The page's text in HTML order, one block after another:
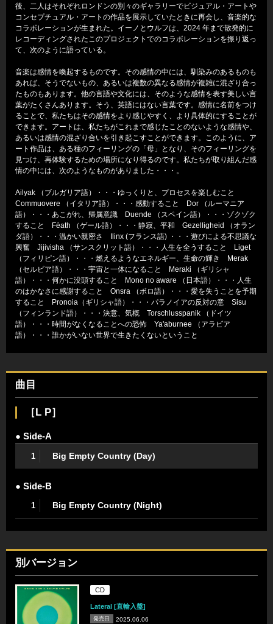
後、二人はそれぞれロンドンの別々のギャラリーでビジュアル・アートや
コンセプチュアル・アートの作品を展示していたときに再会し、音楽的な
コラボレーションが生まれた。イーノとウルフは、2024 年まで散発的に
レコーディングされたこのプロジェクトでのコラボレーションを振り返っ
て、次のように語っている。
音楽は感情を喚起するものです。その感情の中には、馴染みのあるものも
あれば、そうでないもの、あるいは複数の異なる感情が複雑に混ざり合っ
たものもあります。他の言語や文化には、そのような感情を表す美しい言
葉がたくさんあります。そう、英語にはない言葉です。感情に名前をつけ
ることで、私たちはその感情をより感じやすく、より具体的にすることが
できます。アートは、私たちがこれまで感じたことのないような感情や、
あるいは感情の混ざり合いを引き起こすことができます。このように、ア
ート作品は、ある種のフィーリングの「母」となり、そのフィーリングを
見つけ、再体験するための場所になり得るのです。私たちが取り組んだ感
情の中には、次のようなものがありました・・・。
Ailyak （ブルガリア語）・・・ゆっくりと、プロセスを楽しむこと
Commuovere （イタリア語）・・・感動すること Dor （ルーマニア
語）・・・あこがれ、帰属意識 Duende （スペイン語）・・・ゾクゾク
すること Fèath （ゲール語）・・・静寂、平和 Gezelligheid （オラン
ダ語）・・・温かい親密さ Ilinx (フランス語) ・・・遊びによる不思議な
興奮 Jijivisha （サンスクリット語）・・・人生を全うすること Liget
（フィリピン語）・・・燃えるようなエネルギー、生命の輝き Merak
（セルビア語）・・・宇宙と一体になること Meraki （ギリシャ
語）・・・何かに没頭すること Mono no aware （日本語）・・・人生
のはかなさに感謝すること Onsra （ボロ語）・・・愛を失うことを予期
すること Pronoia（ギリシャ語）・・・パラノイアの反対の意 Sisu
（フィンランド語）・・・決意、気概 Torschlusspanik （ドイツ
語）・・・時間がなくなることへの恐怖 Ya'aburnee （アラビア
語）・・・誰かがいない世界で生きたくないということ
曲目
［L P］
● Side-A
1 Big Empty Country (Day)
● Side-B
1 Big Empty Country (Night)
別バージョン
CD
Lateral [直輸入盤]
発売日 2025.06.06